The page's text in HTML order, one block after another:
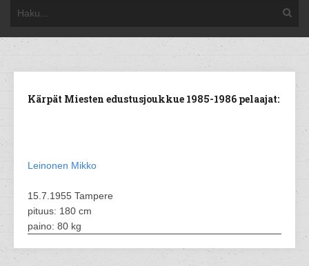
Kärpät Miesten edustusjoukkue 1985-1986 pelaajat:
Leinonen Mikko
15.7.1955 Tampere
pituus: 180 cm
paino: 80 kg